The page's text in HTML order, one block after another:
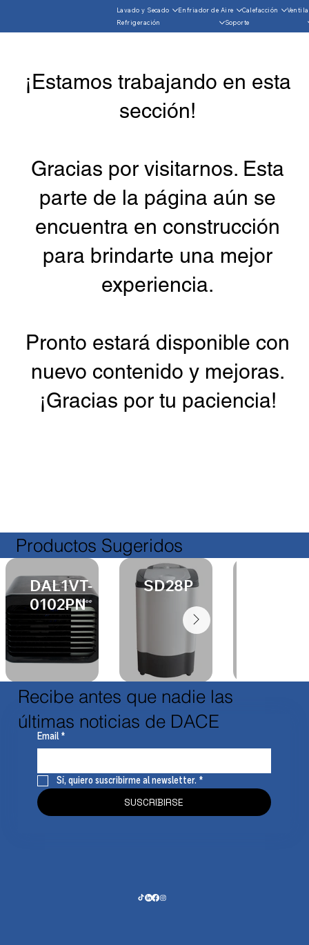
Lavado y Secado Enfriador de Aire Calefacción
Refrigeración
Soporte
¡Estamos trabajando en esta
sección!
Gracias por visitarnos. Esta
parte de la página aún se
encuentra en construcción
para brindarte una mejor
experiencia.
Pronto estará disponible con
nuevo contenido y mejoras.
¡Gracias por tu paciencia!
Productos Sugeridos
DAL1VT-
0102PN
SD28P
Recibe antes que nadie las
últimas noticias de DACE
Email *
Sí, quiero suscribirme al newsletter. *
SUSCRIBIRSE